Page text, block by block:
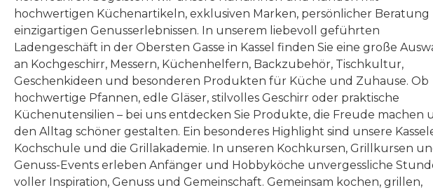
hochwertigen Küchenartikeln, exklusiven Marken, persönlicher Beratung
einzigartigen Genusserlebnissen. In unserem liebevoll geführten
Ladengeschäft in der Obersten Gasse in Kassel finden Sie eine große
an Kochgeschirr, Messern, Küchenhelfern, Backzubehör, Tischkultur,
Geschenkideen und besonderen Produkten für Küche und Zuhause. Ob
hochwertige Pfannen, edle Gläser, stilvolles Geschirr oder praktische
Küchenutensilien – bei uns entdecken Sie Produkte, die Freude machen
den Alltag schöner gestalten. Ein besonderes Highlight sind unsere
Kochschule und die Grillakademie. In unseren Kochkursen, Grillkursen
Genuss-Events erleben Anfänger und Hobbyköche unvergessliche
voller Inspiration, Genuss und Gemeinschaft. Gemeinsam kochen, grillen,